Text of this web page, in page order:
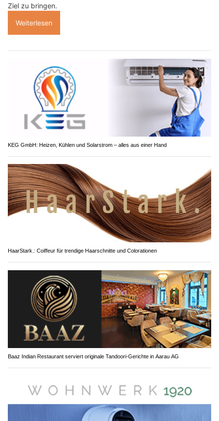
Ziel zu bringen.
Weiterlesen
KEG GmbH: Heizen, Kühlen und Solarstrom – alles aus einer Hand
HaarStark.: Coiffeur für trendige Haarschnitte und Colorationen
Baaz Indian Restaurant serviert originale Tandoori-Gerichte in Aarau AG